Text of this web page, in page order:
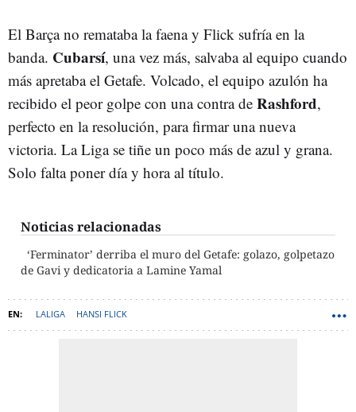
El Barça no remataba la faena y Flick sufría en la
banda. Cubarsí, una vez más, salvaba al equipo cuando
más apretaba el Getafe. Volcado, el equipo azulón ha
recibido el peor golpe con una contra de Rashford,
perfecto en la resolución, para firmar una nueva
victoria. La Liga se tiñe un poco más de azul y grana.
Solo falta poner día y hora al título.
Noticias relacionadas
‘Ferminator’ derriba el muro del Getafe: golazo, golpetazo
de Gavi y dedicatoria a Lamine Yamal
LALIGA HANSI FLICK